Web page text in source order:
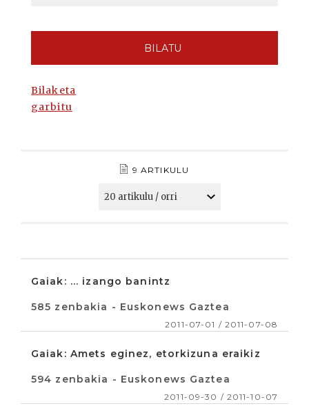
BILATU
Bilaketa
garbitu
9 ARTIKULU
Gaiak: ... izango banintz
585 zenbakia - Euskonews Gaztea
2011-07-01 / 2011-07-08
Gaiak: Amets eginez, etorkizuna eraikiz
594 zenbakia - Euskonews Gaztea
2011-09-30 / 2011-10-07